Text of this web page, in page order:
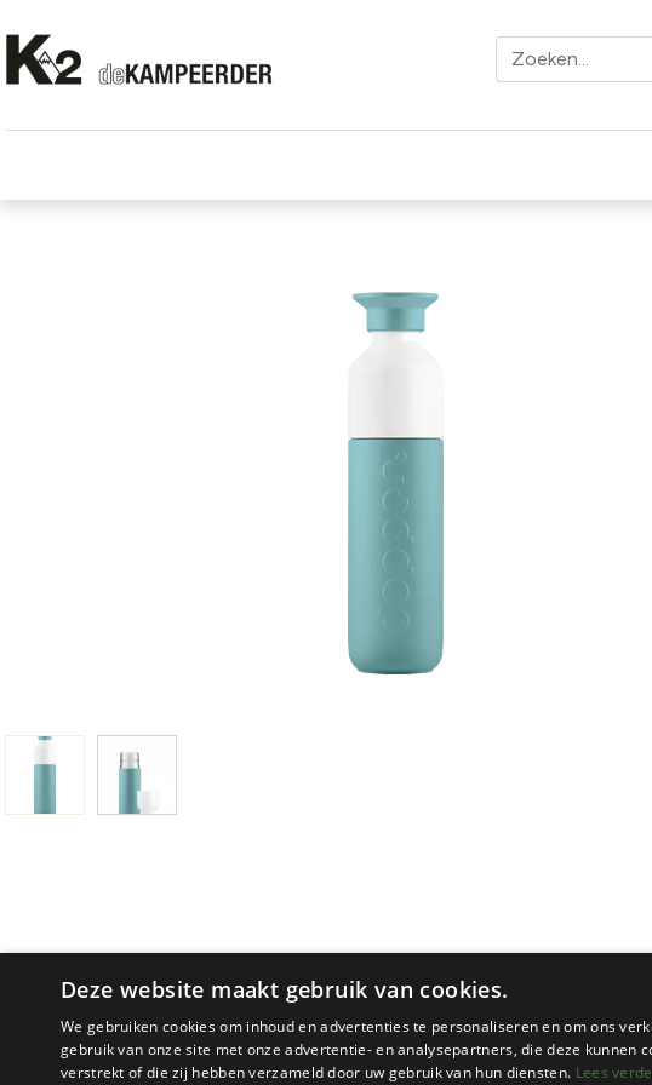
Deze website maakt gebruik van cookies.
We gebruiken cookies om inhoud en advertenties te personaliseren en om ons
gebruik van onze site met onze advertentie- en analysepartners, die deze
verstrekt of die zij hebben verzameld door uw gebruik van hun diensten. Lees